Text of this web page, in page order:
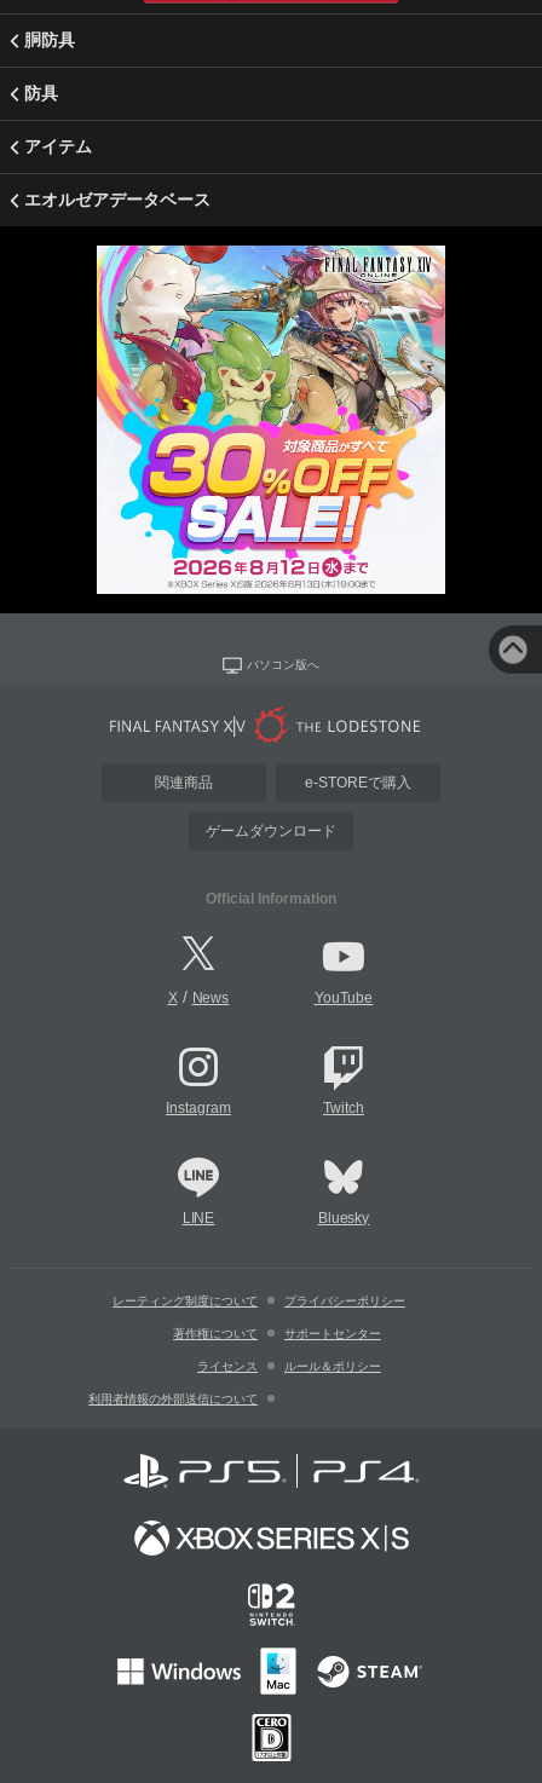
胴防具
防具
アイテム
エオルゼアデータベース
パソコン版へ
関連商品 e-STOREで購入
ゲームダウンロード
Official Information
X/ News YouTube
Instagram Twitch
LINE Bluesky
レーティング制度について プライバシーポリシー
著作権について サポートセンター
ライセンス ルール＆ポリシー
利用者情報の外部送信について